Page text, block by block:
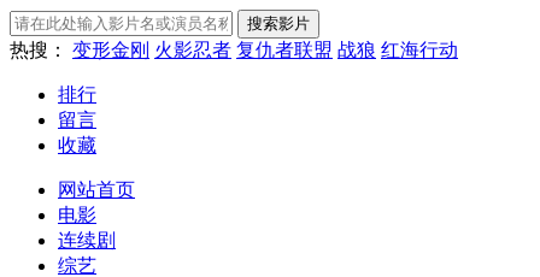
热搜： 变形金刚 火影忍者 复仇者联盟 战狼 红海行动
排行
留言
收藏
网站首页
电影
连续剧
综艺